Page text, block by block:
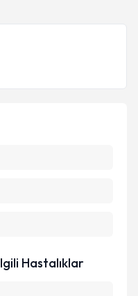
Hastalıklar